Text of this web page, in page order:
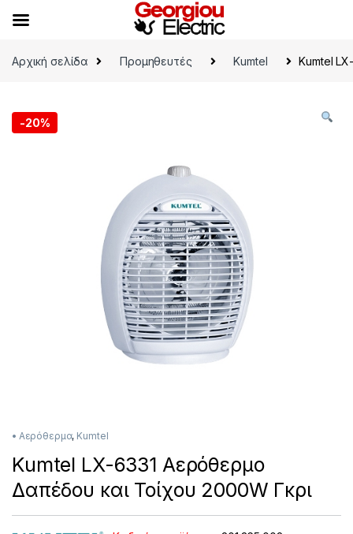
Αρχική σελίδα
Προμηθευτές Kumtel Kumtel
-20%
• Αερόθερμα, Kumtel
Kumtel LX-6331 Αερόθερμο
Δαπέδου και Τοίχου 2000W Γκρι